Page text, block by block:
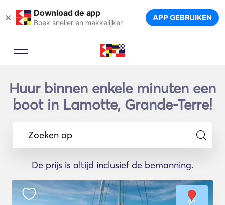
× Download de app
Boek sneller en makkelijker APP GEBRUIKEN
Huur binnen enkele minuten een
boot in Lamotte, Grande-Terre!
Zoeken op
De prijs is altijd inclusief de bemanning.